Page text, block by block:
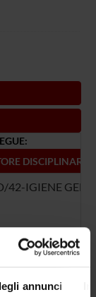
annunci
DISCIPLINARE
42-IGIENE
42-IGIENE